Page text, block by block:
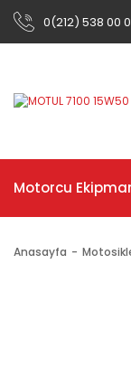
0(212) 538 00
Motorcu
Anasayfa